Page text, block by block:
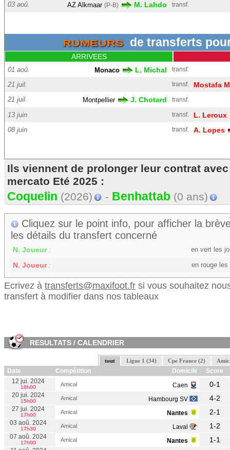
03 aoû. AZ Alkmaar (P-B) M. Lahdo transf.
RUMEURS de transferts
ARRIVEES
01 aoû. Monaco L. Michal transf.
21 juil. transf. Mostafa
21 juil. Montpellier J. Chotard transf.
13 juin transf. L. Leroux
08 juin transf. A. Lopes
Ils viennent de prolonger leur contrat avec
mercato Eté 2025 :
Coquelin (2026) - Benhattab (0 ans)
Cliquez sur le point info, pour afficher la
les détails du transfert concerné
N. Joueur: en vert les
N. Joueur: en rouge
Ecrivez à transferts@maxifoot.fr si vous souhaitez
transfert à modifier dans nos tableaux
RESULTATS / CALENDRIER
tout Ligue 1 (34) Cpe France (2)
Date Compétition Domicile
Score
12 jui. 2024
18h00 Amical Caen 0-1
20 jui. 2024
15h00 Amical Hambourg SV 4-2
27 jui. 2024
17h00 Amical Nantes 2-1
03 aoû. 2024
17h30 Amical Laval 1-2
07 aoû. 2024
17h00 Amical Nantes 1-1